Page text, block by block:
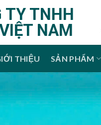
TY TNHH
NAM
THIỆU SẢN PHẨM